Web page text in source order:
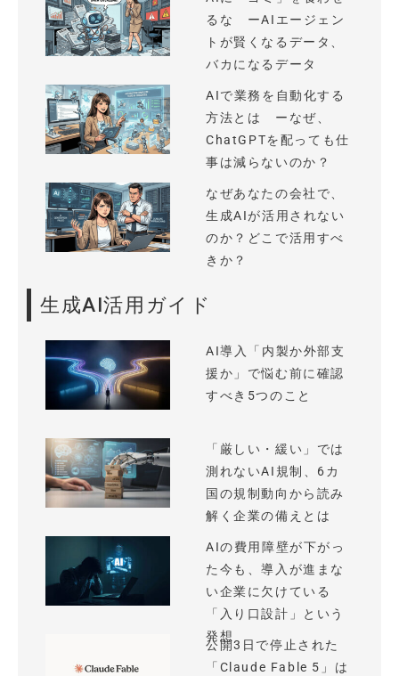
るな ーAIエージェン
トが賢くなるデータ、
バカになるデータ
AIで業務を自動化する
方法とは ーなぜ、
ChatGPTを配っても仕
事は減らないのか？
なぜあなたの会社で、
生成AIが活用されない
のか？どこで活用すべ
きか？
生成AI活用ガイド
AI導入「内製か外部支
援か」で悩む前に確認
すべき5つのこと
「厳しい・緩い」では
測れないAI規制、6カ
国の規制動向から読み
解く企業の備えとは
AIの費用障壁が下がっ
た今も、導入が進まな
い企業に欠けている
「入り口設計」という
発想
公開3日で停止された
「Claude Fable 5」は